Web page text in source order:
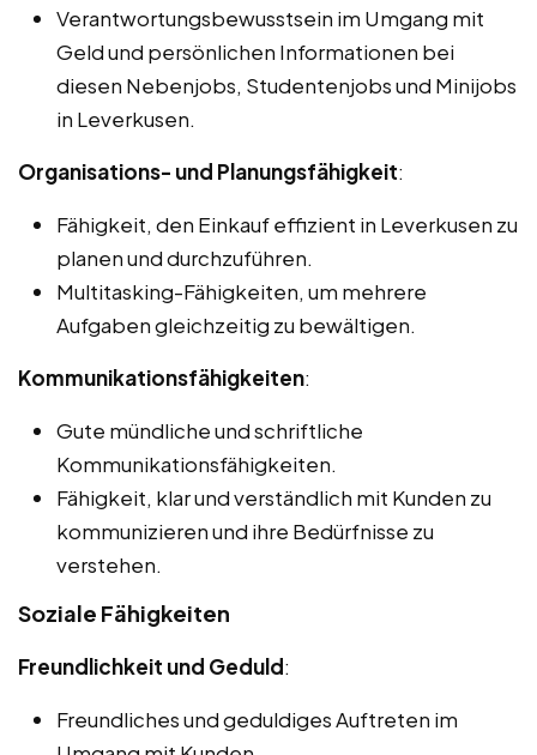
Verantwortungsbewusstsein im Umgang mit
Geld und persönlichen Informationen bei
diesen Nebenjobs, Studentenjobs und Minijobs
in Leverkusen.
Organisations- und Planungsfähigkeit:
Fähigkeit, den Einkauf effizient in Leverkusen zu
planen und durchzuführen.
Multitasking-Fähigkeiten, um mehrere
Aufgaben gleichzeitig zu bewältigen.
Kommunikationsfähigkeiten:
Gute mündliche und schriftliche
Kommunikationsfähigkeiten.
Fähigkeit, klar und verständlich mit Kunden zu
kommunizieren und ihre Bedürfnisse zu
verstehen.
Soziale Fähigkeiten
Freundlichkeit und Geduld:
Freundliches und geduldiges Auftreten im